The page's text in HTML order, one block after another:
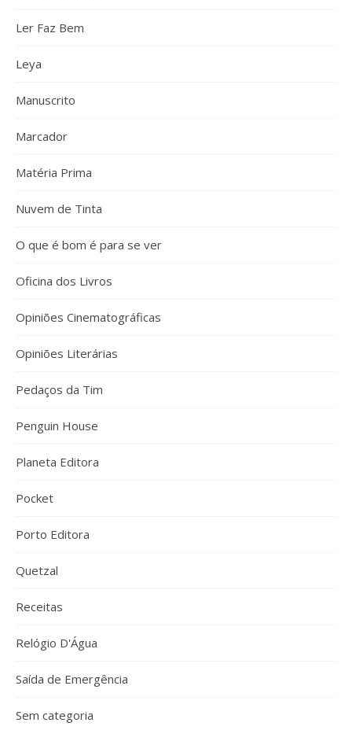
Ler Faz Bem
Leya
Manuscrito
Marcador
Matéria Prima
Nuvem de Tinta
O que é bom é para se ver
Oficina dos Livros
Opiniões Cinematográficas
Opiniões Literárias
Pedaços da Tim
Penguin House
Planeta Editora
Pocket
Porto Editora
Quetzal
Receitas
Relógio D'Água
Saída de Emergência
Sem categoria